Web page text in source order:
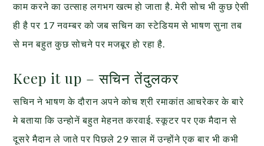
काम करने का उत्साह लगभग खत्म हो जाता है. मेरी सोच भी कुछ ऐसी
ही है पर 17 नवम्बर को जब सचिन का स्टेडियम से भाषण सुना तब
से मन बहुत कुछ सोचने पर मजबूर हो रहा है.
Keep it up – सचिन तेंदुलकर
सचिन ने भाषण के दौरान अपने कोच श्री रमाकांत आचरेकर के बारे
मे बताया कि उन्होनें बहुत मेहनत करवाई. स्कूटर पर एक मैदान से
दूसरे मैदान ले जाते पर पिछले 29 साल में उन्होंने एक बार भी कभी